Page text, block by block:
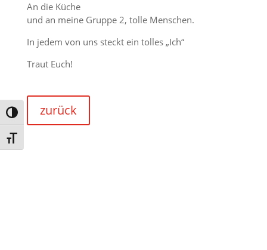
Umschalten auf hohe Kontraste
Schrift vergrößern
An die Küche
und an meine Gruppe 2, tolle Menschen.
In jedem von uns steckt ein tolles „Ich“
Traut Euch!
zurück